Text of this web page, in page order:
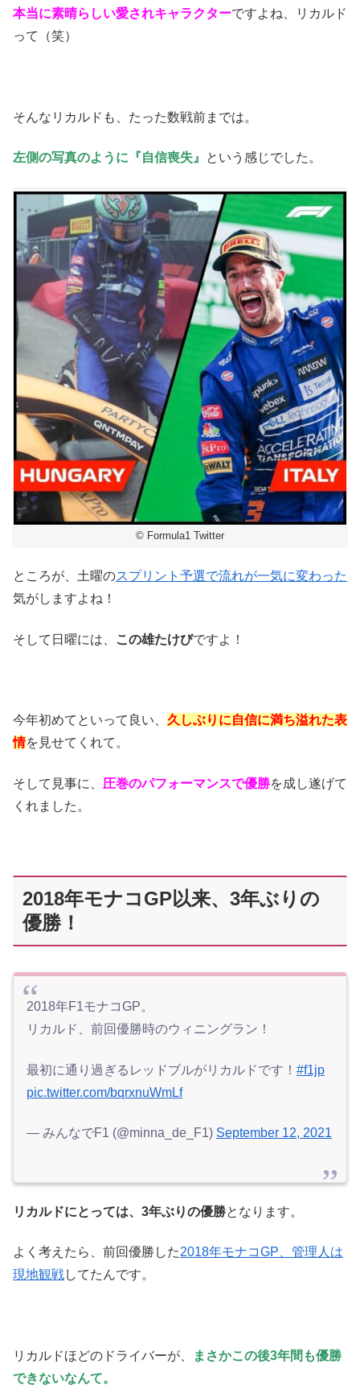
本当に素晴らしい愛されキャラクターですよね、リカルド
って（笑）
そんなリカルドも、たった数戦前までは。
左側の写真のように『自信喪失』 という感じでした。
© Formula1 Twitter
ところが、土曜のスプリント予選で流れが一気に変わった
気がしますよね！
そして日曜には、 この雄たけびですよ！
今年初めてといって良い、 久しぶりに自信に満ち溢れた表
情を見せてくれて。
そして見事に、 圧巻のパフォーマンスで優勝を成し遂げて
くれました。
2018年モナコGP以来、3年ぶりの
優勝！
2018年F1モナコGP。
リカルド、前回優勝時のウィニングラン！
最初に通り過ぎるレッドブルがリカルドです！ #f1jp
pic.twitter.com/bqrxnuWmLf
— みんなでF1 (@minna_de_F1) September 12, 2021
リカルドにとっては、3年ぶりの優勝となります。
よく考えたら、前回優勝した2018年モナコGP、管理人は
現地観戦してたんです。
リカルドほどのドライバーが、
まさかこの後3年間も優勝
できないなんて。